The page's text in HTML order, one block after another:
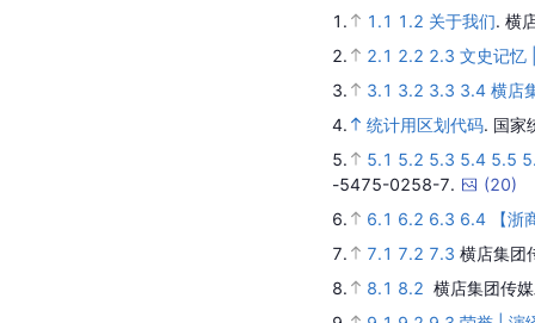
1. 1.1 1.2 关于我们. 横
2.
2.1 2.2 2.3 文史记忆
3.
3.1 3.2 3.3 3.4 横店
4.
统计用区划代码. 国家
5.
5.1 5.2 5.3 5.4 5.5
-5475-0258-7.
(20)
6.
6.1 6.2 6.3 6.4
【
7.
7.1 7.2 7.3 横店集团
8.
8.1 8.2 横店集团传